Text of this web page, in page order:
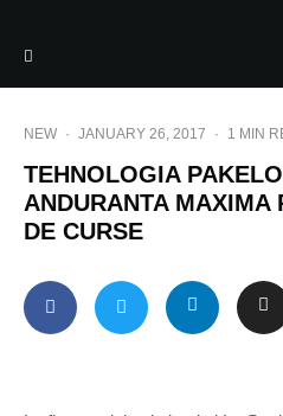
NEW · JANUARY 26, 2017 · 1 MIN
TEHNOLOGIA
ANDURANTA MAXIMA
DE CURSE